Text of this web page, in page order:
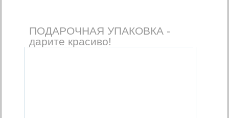
ПОДАРОЧНАЯ УПАКОВКА -
дарите красиво!